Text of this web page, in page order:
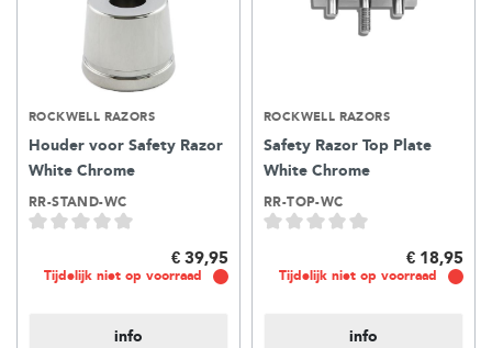
ROCKWELL RAZORS
Houder voor Safety Razor
White Chrome
RR-STAND-WC
€ 39,95
Tijdelijk niet op voorraad
info
ROCKWELL RAZORS
Safety Razor Top Plate
White Chrome
RR-TOP-WC
€ 18,95
Tijdelijk niet op voorraad
info